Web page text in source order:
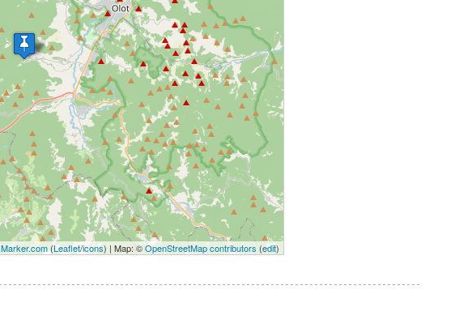
(Leaflet/icons) | Map: ©OpenStreetMap contributors (edit)